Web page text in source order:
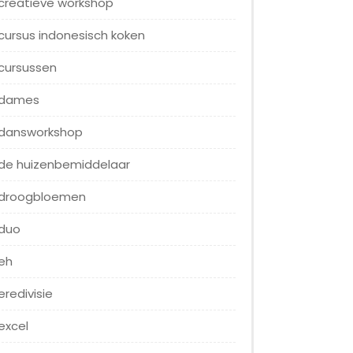
indonesisch koken
huizenbemiddelaar